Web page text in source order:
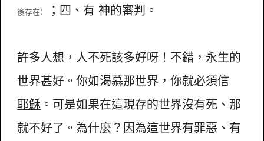
後存在） ；四、有 神的審判。
許多人想，人不死該多好呀！不錯，永生的
世界甚好。你如渴慕那世界，你就必須信
耶穌 。可是如果在這現存的世界沒有死、那
就不好了。為什麼？因為這世界有罪惡、有